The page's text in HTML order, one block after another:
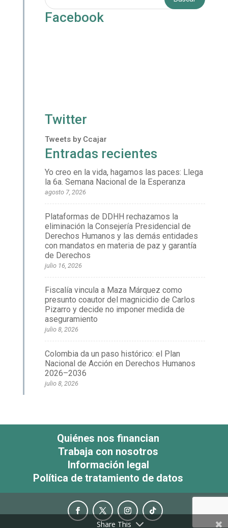
Facebook
Twitter
Tweets by Ccajar
Entradas recientes
Yo creo en la vida, hagamos las paces: Llega
la 6a. Semana Nacional de la Esperanza
agosto 7, 2026
Plataformas de DDHH rechazamos la
eliminación la Consejería Presidencial de
Derechos Humanos y las demás entidades
con mandatos en materia de paz y garantía
de Derechos
julio 16, 2026
Fiscalía vincula a Maza Márquez como
presunto coautor del magnicidio de Carlos
Pizarro y decide no imponer medida de
aseguramiento
julio 8, 2026
Colombia da un paso histórico: el Plan
Nacional de Acción en Derechos Humanos
2026–2036
julio 8, 2026
Quiénes nos financian
Trabaja con nosotros
Información legal
Política de tratamiento de datos
Share This